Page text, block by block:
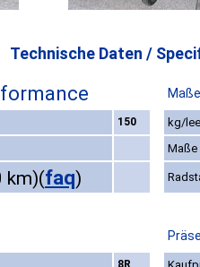
Technische Daten /
150
kg/
Maße
km)(faq)
8R